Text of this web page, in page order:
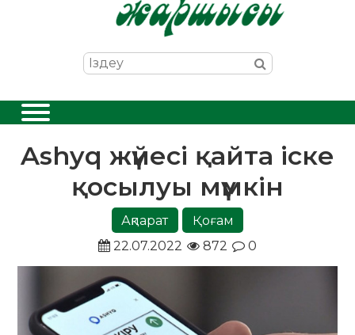
Ashyq жүйесі қайта іске
қосылуы мүмкін
Ақпарат
Қоғам
22.07.2022
872 0